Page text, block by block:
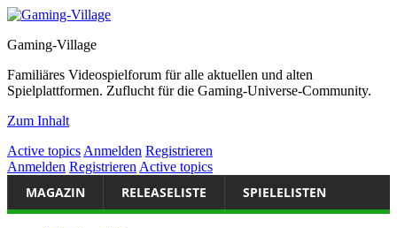
Gaming-Village
Familiäres Videospielforum für alle aktuellen und alten
Spielplattformen. Zuflucht für die Gaming-Universe-Community.
Zum Inhalt
Active topics Anmelden Registrieren
Anmelden Registrieren Active topics
MAGAZIN RELEASELISTE SPIELELISTEN